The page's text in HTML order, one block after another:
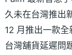
久未在台灣推出
12 月推出一款
台灣舖貨延遲問